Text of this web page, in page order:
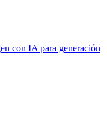
con IA para generación